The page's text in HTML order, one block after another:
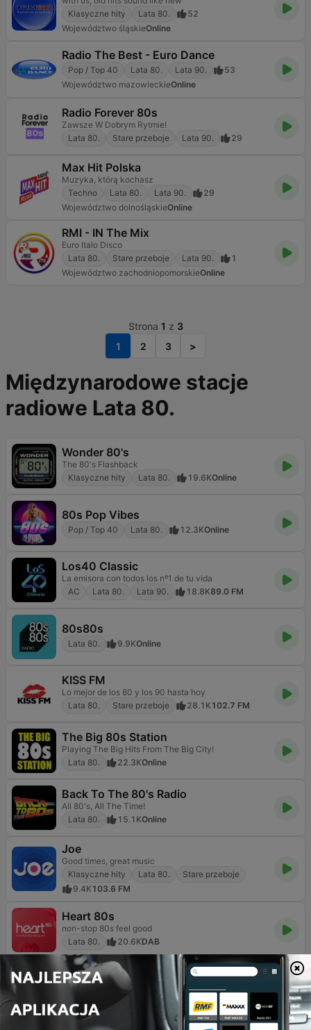
Klasyczne hity
Lata 80.
52
Województwo śląskieOnline
Radio The Best - Euro Dance
Pop / Top 40 Lata 80. Lata 90.
53
Województwo mazowieckieOnline
Radio Forever 80s
Zawsze W Dobrym Rytmie!
Lata 80.
Stare przeboje Lata 90. 29
Max Hit Polska
Muzyka, którą kochasz
Techno
Lata 80. Lata 90.
29
Województwo dolnośląskieOnline
RMI - IN The Mix
Euro Italo Disco
Lata 80.
Stare przeboje Lata 90.
1
Województwo zachodniopomorskieOnline
Strona 1 z 3
1
2 3 >
Międzynarodowe stacje
radiowe Lata 80.
Wonder 80's
The 80's Flashback
Klasyczne hity
Lata 80. 19.6KOnline
80s Pop Vibes
Pop / Top 40 Lata 80. 12.3KOnline
Los40 Classic
La emisora con todos los nº1 de tu vida
AC
Lata 80. Lata 90. 18.8K89.0 FM
80s80s
Lata 80. 9.9KOnline
KISS FM
Lo mejor de los 80 y los 90 hasta hoy
Lata 80.
Stare przeboje 28.1K102.7 FM
The Big 80s Station
Playing The Big Hits From The Big City!
Lata 80.
22.3KOnline
Back To The 80's Radio
All 80's, All The Time!
Lata 80.
15.1KOnline
Joe
Good times, great music
Klasyczne hity
Lata 80.
Stare przeboje
9.4K103.6 FM
Heart 80s
non-stop 80s feel good
Lata 80.
20.6KDAB
Soft Rock Radio
The Lighter Side of Classic Rock and More!
Klasyczny rock
Lata 80.
Stare przeboje
15.3KOnline